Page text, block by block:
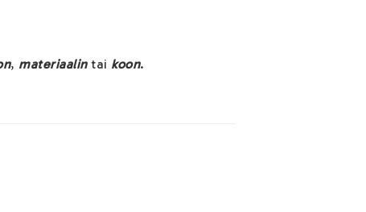
, materiaalintai koon.